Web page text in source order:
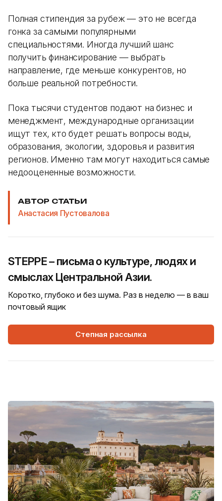
Полная стипендия за рубеж — это не всегда
гонка за самыми популярными
специальностями. Иногда лучший шанс
получить финансирование — выбрать
направление, где меньше конкурентов, но
больше реальной потребности.
Пока тысячи студентов подают на бизнес и
менеджмент, международные организации
ищут тех, кто будет решать вопросы воды,
образования, экологии, здоровья и развития
регионов. Именно там могут находиться самые
недооцененные возможности.
АВТОР СТАТЬИ
Анастасия Пустовалова
STEPPE – письма о культуре, людях и
смыслах Центральной Азии.
Коротко, глубоко и без шума. Раз в неделю — в ваш
почтовый ящик
Степная рассылка